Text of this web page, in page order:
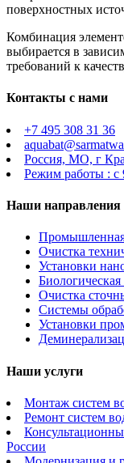
поверхностных
Комбинация
выбирается в
требований к
Контакты с нами
+7 495 308 31 36
Россия, МО, г
Режим работы : с
Наши направления
Промышленная
Очистка
Установки
Очистка
Системы
Установки
Наши услуги
Монтаж систем
Ремонт систем
России